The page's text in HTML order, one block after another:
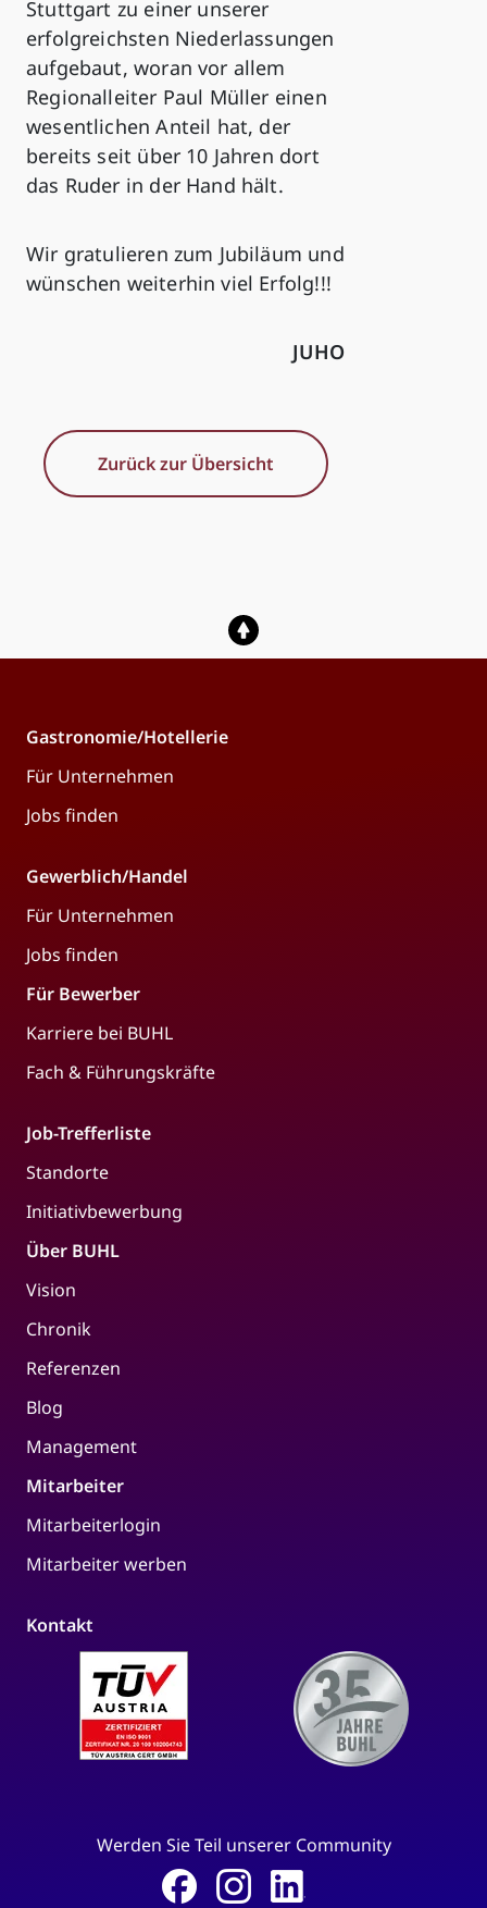
Stuttgart zu einer unserer
erfolgreichsten Niederlassungen
aufgebaut, woran vor allem
Regionalleiter Paul Müller einen
wesentlichen Anteil hat, der
bereits seit über 10 Jahren dort
das Ruder in der Hand hält.
Wir gratulieren zum Jubiläum und
wünschen weiterhin viel Erfolg!!!
JUHO
Zurück zur Übersicht
Gastronomie/Hotellerie
Für Unternehmen
Jobs finden
Gewerblich/Handel
Für Unternehmen
Jobs finden
Für Bewerber
Karriere bei BUHL
Fach & Führungskräfte
Job-Trefferliste
Standorte
Initiativbewerbung
Über BUHL
Vision
Chronik
Referenzen
Blog
Management
Mitarbeiter
Mitarbeiterlogin
Mitarbeiter werben
Kontakt
Werden Sie Teil unserer Community